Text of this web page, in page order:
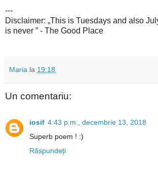
---
Disclaimer: „This is Tuesdays and also
is never ” - The Good Place
Maria la 19:18
Un comentariu:
iosif 4:43 p.m., decembrie 13, 2018
Superb poem ! :)
Răspundeți